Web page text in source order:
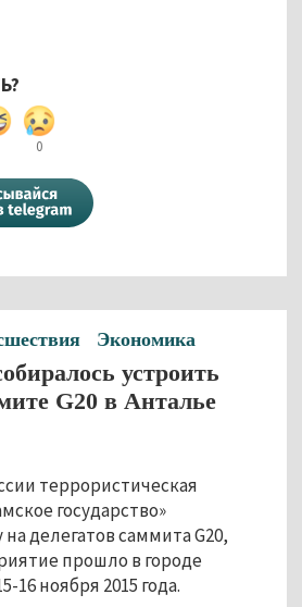
0
Экономика
устроить
G20 в Анталье
террористическая
государство»
на делегатов саммитаG20,
прошло в городе
16 ноября 2015 года.